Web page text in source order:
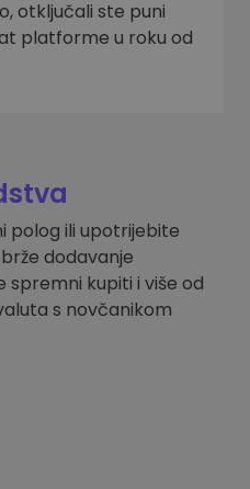
otključali ste puni
platforme u roku od
polog ili upotrijebite
dodavanje
spremni kupiti i više od
s novčanikom